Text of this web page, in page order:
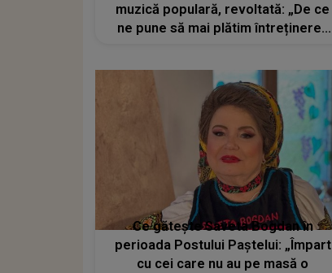
muzică populară, revoltată: „De ce
ne pune să mai plătim întreținerea
Ce gătește Saveta Bogdan în
perioada Postului Paștelui: „Împart
cu cei care nu au pe masă o